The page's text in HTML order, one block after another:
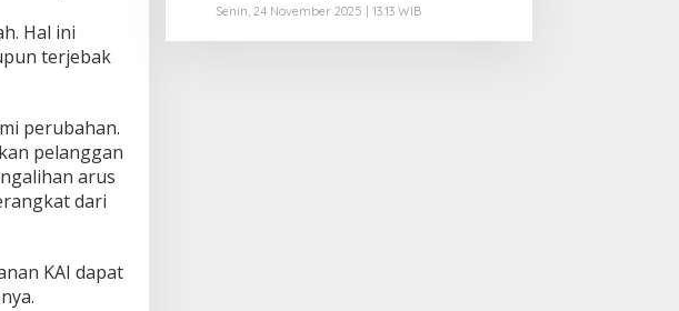
Hal ini
terjebak
perubahan.
pelanggan
arus
dari
KAI dapat
Senin, 24 November 2025 | 13:13 WIB